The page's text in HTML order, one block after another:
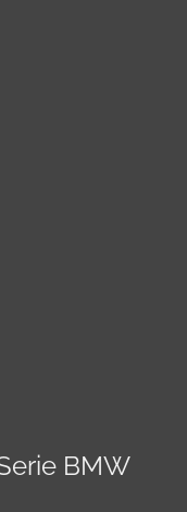
BMW